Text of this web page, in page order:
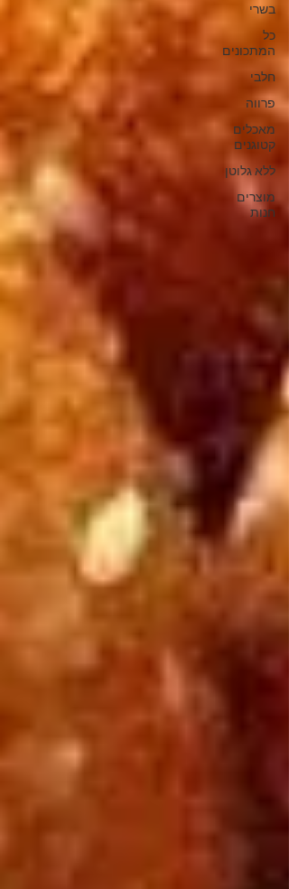
בשרי
כל
המתכונים
חלבי
פרווה
מאכלים
קטוגנים
ללא גלוטן
מוצרים
חנות